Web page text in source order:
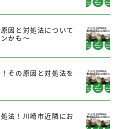
因と対処法について
かも～
その原因と対処法を
法！川崎市近隣にお